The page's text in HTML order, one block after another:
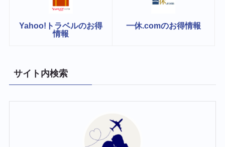
Yahoo!トラベルのお得
情報
一休.comのお得情報
サイト内検索